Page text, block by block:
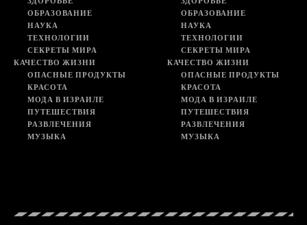
ОБРАЗОВАНИЕ
НАУКА
ТЕХНОЛОГИИ
СЕКРЕТЫ МИРА
КАЧЕСТВО ЖИЗНИ
ОПАСНЫЕ ПРОДУКТЫ
КРАСОТА
МОДА В ИЗРАИЛЕ
ПУТЕШЕСТВИЯ
РАЗВЛЕЧЕНИЯ
МУЗЫКА
ОБРАЗОВАНИЕ
НАУКА
ТЕХНОЛОГИИ
СЕКРЕТЫ МИРА
КАЧЕСТВО ЖИЗНИ
ОПАСНЫЕ ПРОДУКТЫ
КРАСОТА
МОДА В ИЗРАИЛЕ
ПУТЕШЕСТВИЯ
РАЗВЛЕЧЕНИЯ
МУЗЫКА